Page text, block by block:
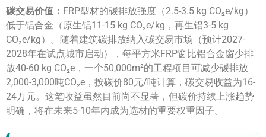
碳交易价值： FRP型材的碳排放强度（2.5-3.5 kg CO₂e/kg）
低于铝合金（原生铝11-15 kg CO₂e/kg，再生铝3-5 kg
CO₂e/kg）。随着建筑碳排放纳入碳交易市场（预计2027-
2028年在试点城市启动），每平方米FRP窗比铝合金窗少排
放40-60 kg CO₂e，一个50,000m²的工程项目可减少碳排放
2,000-3,000吨CO₂e，按碳价80元/吨计算，碳交易收益为16-
24万元。这笔收益虽然目前尚不显著，但碳价持续上涨趋势
明确，将在未来5-10年内成为选材的重要权重因子。